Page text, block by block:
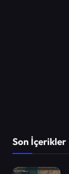
Son İçerikler